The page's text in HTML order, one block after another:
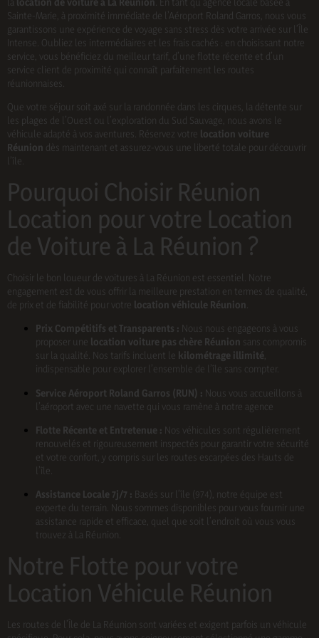
Sainte-Marie, à proximité immédiate de l’Aéroport Roland Garros, nous vous
garantissons une expérience de voyage sans stress dès votre arrivée sur l’Île
Intense. Oubliez les intermédiaires et les frais cachés : en choisissant notre
service, vous bénéficiez du meilleur tarif, d’une flotte récente et d’un
service client de proximité qui connaît parfaitement les routes
réunionnaises.
Que votre séjour soit axé sur la randonnée dans les cirques, la détente sur
les plages de l’Ouest ou l’exploration du Sud Sauvage, nous avons le
véhicule adapté à vos aventures. Réservez votre location voiture
Réunion dès maintenant et assurez-vous une liberté totale pour découvrir
l’île.
Pourquoi Choisir Réunion
Location pour votre Location
de Voiture à La Réunion ?
Choisir le bon loueur de voitures à La Réunion est essentiel. Notre
engagement est de vous offrir la meilleure prestation en termes de qualité,
de prix et de fiabilité pour votre location véhicule Réunion
Prix Compétitifs et Transparents : Nous nous engageons à vous
proposer une location voiture pas chère Réunion sans compromis
sur la qualité. Nos tarifs incluent le kilométrage illimité
indispensable pour explorer l’ensemble de l’île sans compter.
Service Aéroport Roland Garros (RUN) : Nous vous accueillons à
l’aéroport avec une navette qui vous ramène à notre agence
Flotte Récente et Entretenue : Nos véhicules sont régulièrement
renouvelés et rigoureusement inspectés pour garantir votre sécurité
et votre confort, y compris sur les routes escarpées des Hauts de
l’île.
Assistance Locale 7j/7 : Basés sur l’île (974), notre équipe est
experte du terrain. Nous sommes disponibles pour vous fournir une
assistance rapide et efficace, quel que soit l’endroit où vous vous
trouvez à La Réunion.
Notre Flotte pour votre
Location Véhicule Réunion
Les routes de l’Île de La Réunion sont variées et exigent parfois un véhicule